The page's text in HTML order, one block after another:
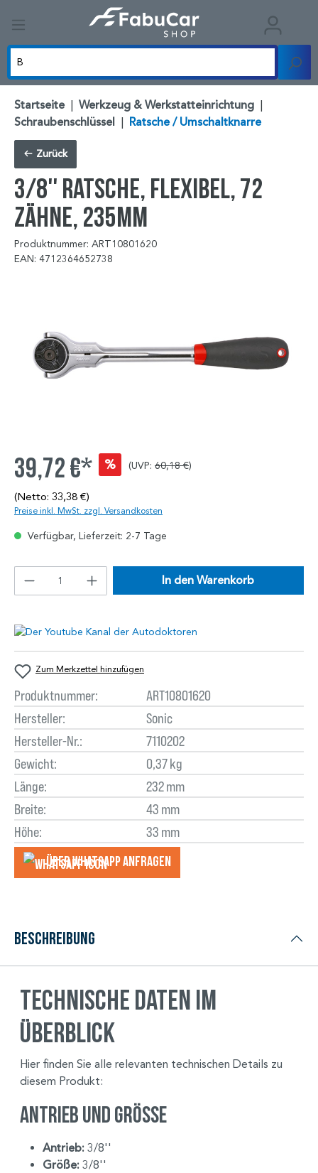
Startseite | Werkzeug & Werkstatteinrichtung |
Schraubenschlüssel | Ratsche / Umschaltknarre
Zurück
3/8'' Ratsche, flexibel, 72
Zähne, 235mm
Produktnummer: ART10801620
EAN: 4712364652738
39,72 €* % (UVP: 60,18 €)
(Netto: 33,38 €)
Preise inkl. MwSt. zzgl. Versandkosten
Verfügbar, Lieferzeit: 2-7 Tage
In den Warenkorb
Zum Merkzettel hinzufügen
Produktnummer:
ART10801620
Hersteller:
Sonic
Hersteller-Nr.:
7110202
Gewicht:
0,37 kg
Länge:
232 mm
Breite:
43 mm
Höhe:
33 mm
Über WhatsApp anfragеn
Beschreibung
Technische Daten im
Überblick
Hier finden Sie alle relevanten technischen Details zu
diesem Produkt:
Antrieb und Größe
Antrieb: 3/8''
Größe: 3/8''